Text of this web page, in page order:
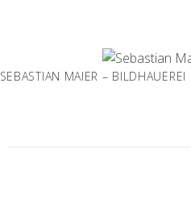
SEBASTIAN MAIER – BILDHAUEREI